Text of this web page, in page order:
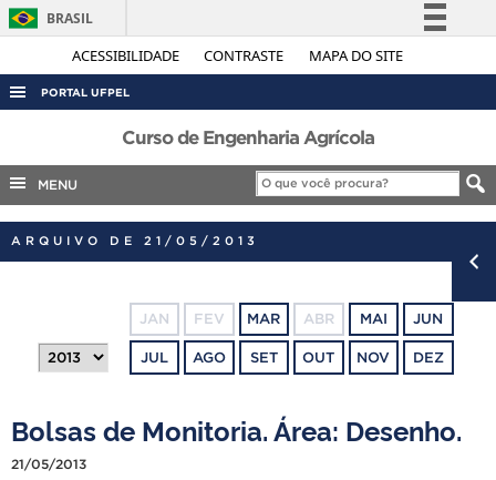
ACESSIBILIDADE CONTRASTE MAPA DO SITE
BRASIL
Simplifique!
Acesso à informação
Legislação
Canais
PORTAL UFPEL
ACESSO À INFORMAÇÃO
AUDITORIA
COBALTO
CONCURSOS
OUVIDORIA
TELEFONES
Curso de Engenharia Agrícola
MENU
ARQUIVO DE 21/05/2013
JAN FEV MAR ABR MAI JUN
JUL AGO SET OUT NOV DEZ
Bolsas de Monitoria. Área: Desenho.
21/05/2013